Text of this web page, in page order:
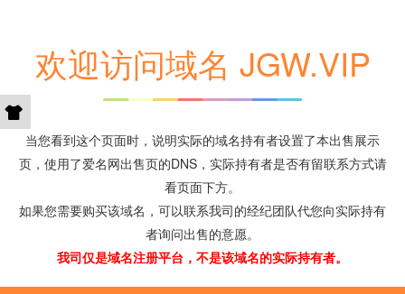
欢迎访问域名 JGW.VIP
当您看到这个页面时，说明实际的域名持有者设置了本出售展示
页，使用了爱名网出售页的DNS，实际持有者是否有留联系方式请
看页面下方。
如果您需要购买该域名，可以联系我司的经纪团队代您向实际持有
者询问出售的意愿。
我司仅是域名注册平台，不是该域名的实际持有者。